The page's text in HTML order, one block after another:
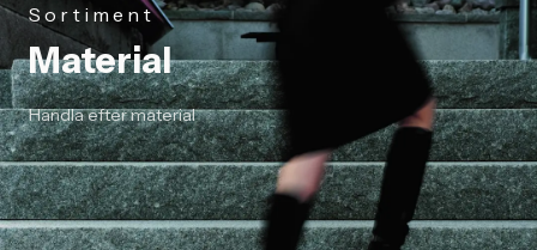
Sortiment
Material
Handla efter material